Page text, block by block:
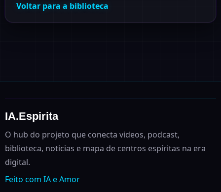
Voltar para a biblioteca
IA.Espirita
O hub do projeto que conecta videos, podcast,
biblioteca, noticias e mapa de centros espíritas na era
digital.
Feito com IA e Amor